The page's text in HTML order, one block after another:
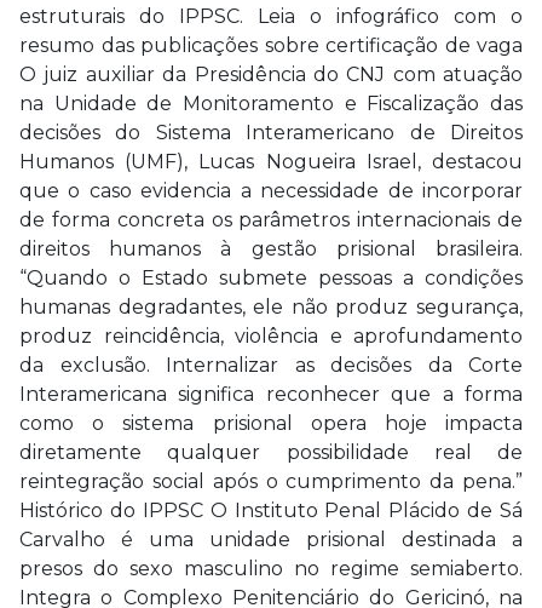
estruturais do IPPSC. Leia o infográfico com o
resumo das publicações sobre certificação de vaga
O juiz auxiliar da Presidência do CNJ com atuação
na Unidade de Monitoramento e Fiscalização das
decisões do Sistema Interamericano de Direitos
Humanos (UMF), Lucas Nogueira Israel, destacou
que o caso evidencia a necessidade de incorporar
de forma concreta os parâmetros internacionais de
direitos humanos à gestão prisional brasileira.
“Quando o Estado submete pessoas a condições
humanas degradantes, ele não produz segurança,
produz reincidência, violência e aprofundamento
da exclusão. Internalizar as decisões da Corte
Interamericana significa reconhecer que a forma
como o sistema prisional opera hoje impacta
diretamente qualquer possibilidade real de
reintegração social após o cumprimento da pena.”
Histórico do IPPSC O Instituto Penal Plácido de Sá
Carvalho é uma unidade prisional destinada a
presos do sexo masculino no regime semiaberto.
Integra o Complexo Penitenciário do Gericinó, na